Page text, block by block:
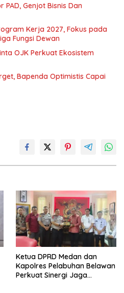
PAD, Genjot Bisnis Dan
Kerja 2027, Fokus pada
Fungsi Dewan
OJK Perkuat Ekosistem
Bapenda Optimistis Capai
Ketua DPRD Medan dan
Kapolres Pelabuhan Belawan
Perkuat Sinergi Jaga